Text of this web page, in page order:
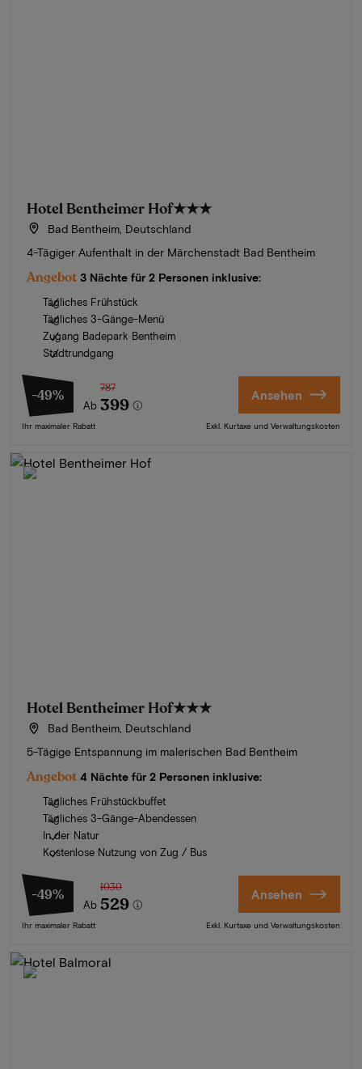
Hotel Bentheimer Hof★★★
Bad Bentheim, Deutschland
4-Tägiger Aufenthalt in der Märchenstadt Bad Bentheim
Angebot 3 Nächte für 2 Personen inklusive:
Tägliches Frühstück
Tägliches 3-Gänge-Menü
Zugang Badepark Bentheim
Stadtrundgang
-49%
Ab
787
399
Ihr maximaler Rabatt
Ansehen
Exkl. Kurtaxe und Verwaltungskosten
Hotel Bentheimer Hof★★★
Bad Bentheim, Deutschland
5-Tägige Entspannung im malerischen Bad Bentheim
Angebot 4 Nächte für 2 Personen inklusive:
Tägliches Frühstückbuffet
Tägliches 3-Gänge-Abendessen
In der Natur
Kostenlose Nutzung von Zug / Bus
-49%
Ab
1030
529
Ihr maximaler Rabatt
Ansehen
Exkl. Kurtaxe und Verwaltungskosten